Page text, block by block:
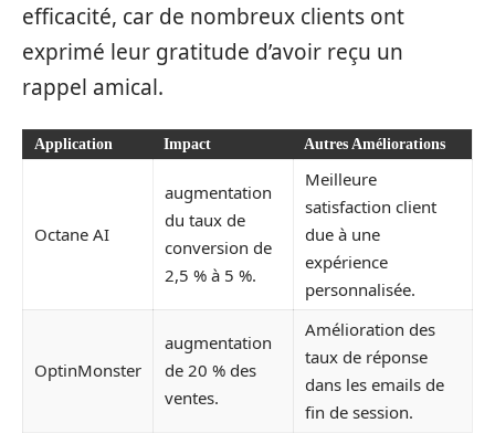
efficacité, car de nombreux clients ont
exprimé leur gratitude d’avoir reçu un
rappel amical.
Application Impact Autres Améliorations
Octane AI
augmentation
du taux de
conversion de
2,5 % à 5 %.
Meilleure
satisfaction client
due à une
expérience
personnalisée.
OptinMonster
augmentation
de 20 % des
ventes.
Amélioration des
taux de réponse
dans les emails de
fin de session.